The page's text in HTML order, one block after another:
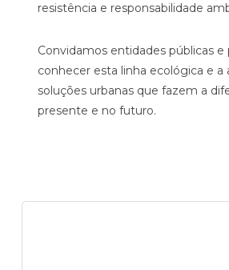
resistência e responsabilidade
Convidamos entidades públicas e
conhecer esta linha ecológica e a
soluções urbanas que fazem a
presente e no futuro.